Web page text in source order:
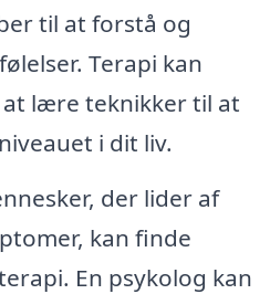
til at forstå og
Terapi kan
lære teknikker til at
i dit liv.
der lider af
kan finde
En psykolog kan